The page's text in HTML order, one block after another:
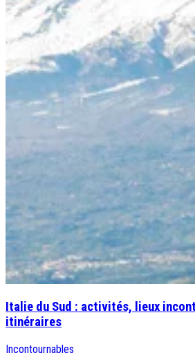
Italie du Sud : activités, lieux
itinéraires
Incontournables